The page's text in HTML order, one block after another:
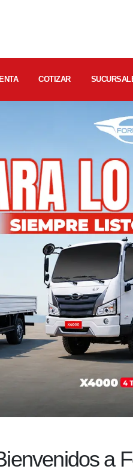
COTIZAR
a